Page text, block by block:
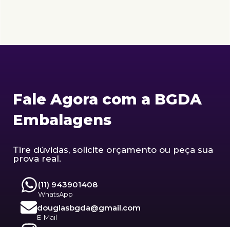
Fale Agora com a BGDA
Embalagens
Tire dúvidas, solicite orçamento ou peça sua
prova real.
(11) 943901408
WhatsApp
douglasbgda@gmail.com
E-Mail